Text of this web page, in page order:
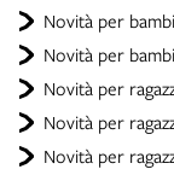
Novità per
Novità per
Novità per
Novità per
Novità per